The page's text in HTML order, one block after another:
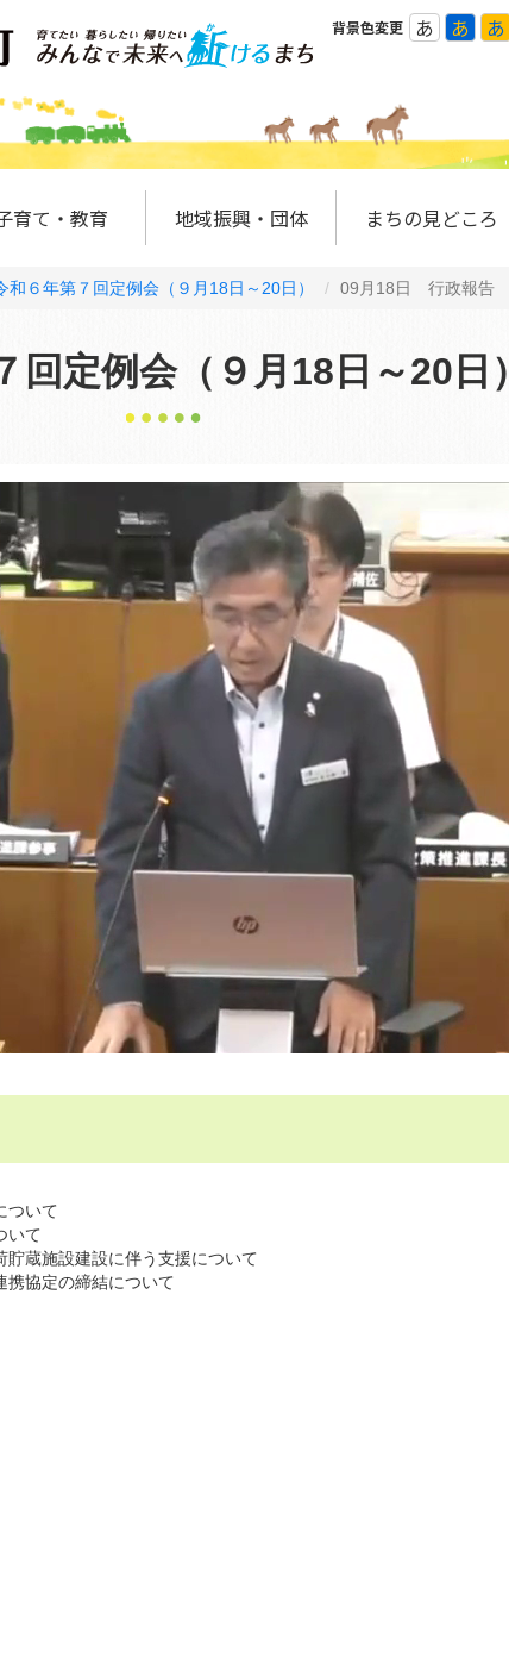
背景色変更 あ あ あ
育て・教育 地域振興・団体 まちの見どころ
和６年第７回定例会（９月18日～20日） 09月18日 行政報告
回定例会（９月18日～20日）
ついて
いて
蔵施設建設に伴う支援について
携協定の締結について